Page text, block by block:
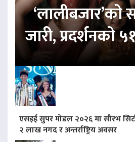
‘लालीबजार’को
जारी, प्रदर्शनको
एसइई सुपर मोडल २०२६ मा सौरभ
२ लाख नगद र अन्तर्राष्ट्रिय अवसर